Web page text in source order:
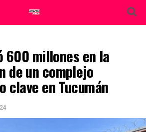
600 millones en la
de un complejo
clave en Tucumán